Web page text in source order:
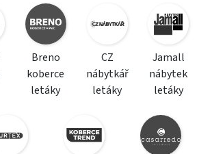
Breno
koberce
letáky
CZ
nábytkář
letáky
Jamall
nábytek
letáky